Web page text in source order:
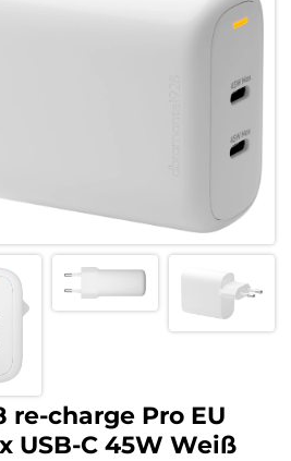
re-charge Pro EU
USB-C 45W Weiß